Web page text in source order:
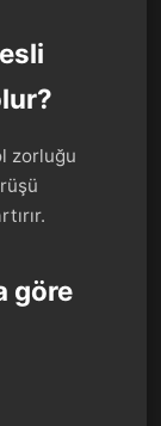
zorluğu
göre